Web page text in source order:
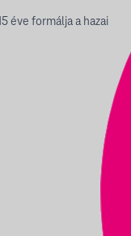
éve formálja a hazai